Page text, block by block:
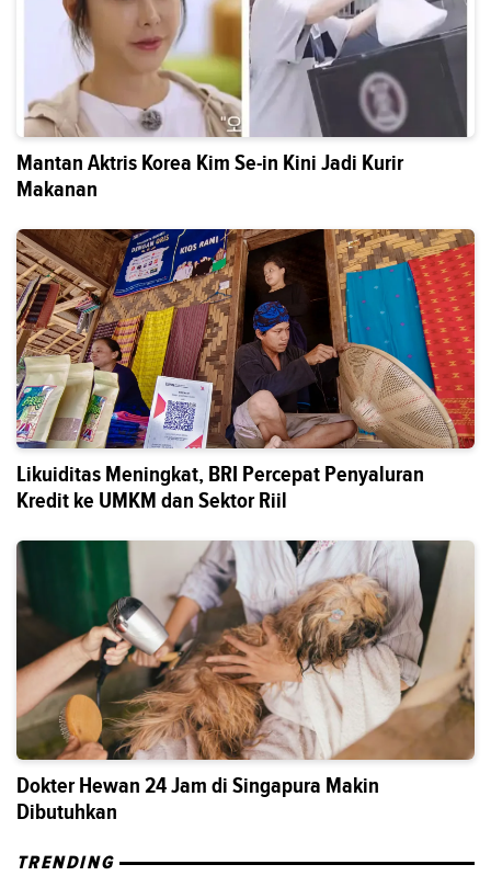
Mantan Aktris Korea Kim Se-in Kini Jadi Kurir
Makanan
Likuiditas Meningkat, BRI Percepat Penyaluran
Kredit ke UMKM dan Sektor Riil
Dokter Hewan 24 Jam di Singapura Makin
Dibutuhkan
TRENDING